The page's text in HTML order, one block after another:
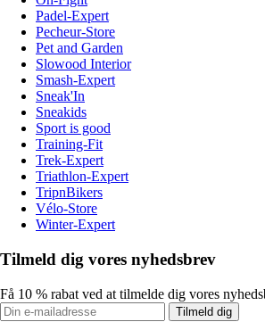
Padel-Expert
Pecheur-Store
Pet and Garden
Slowood Interior
Smash-Expert
Sneak'In
Sneakids
Sport is good
Training-Fit
Trek-Expert
Triathlon-Expert
TripnBikers
Vélo-Store
Winter-Expert
Tilmeld dig vores nyhedsbrev
Få 10 % rabat ved at tilmelde dig vores
Tilmeld dig